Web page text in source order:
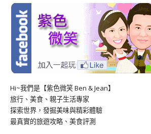
Hi~我們是【紫色微笑 Ben & Jean】
旅行、美食、親子生活專家
探索世界，發掘美味與精彩體驗
最真實的旅遊攻略、美食評測